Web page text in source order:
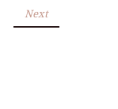
Next